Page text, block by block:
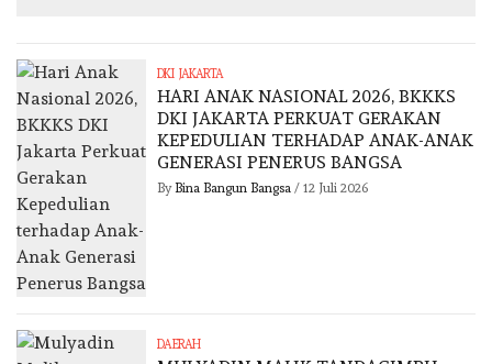
DKI JAKARTA
HARI ANAK NASIONAL 2026, BKKKS
DKI JAKARTA PERKUAT GERAKAN
KEPEDULIAN TERHADAP ANAK-ANAK
GENERASI PENERUS BANGSA
By Bina Bangun Bangsa/ 12 Juli 2026
DAERAH